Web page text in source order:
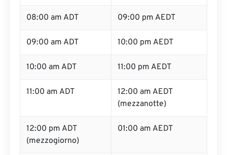
08:00 am ADT 09:00 pm AEDT
09:00 am ADT 10:00 pm AEDT
10:00 am ADT 11:00 pm AEDT
11:00 am ADT
12:00 am AEDT
(mezzanotte)
12:00 pm ADT
(mezzogiorno)
01:00 am AEDT